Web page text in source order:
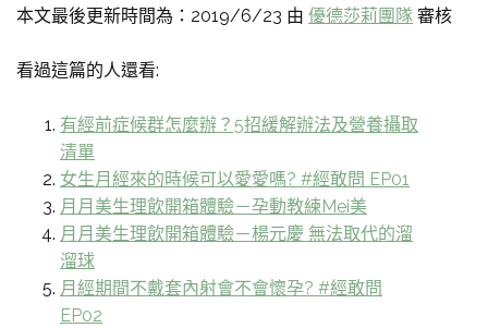
本文最後更新時間為：2019/6/23 由 優德莎莉團隊 審核
看過這篇的人還看:
有經前症候群怎麼辦？5招緩解辦法及營養攝取
清單
女生月經來的時候可以愛愛嗎? #經敢問 EP01
月月美生理飲開箱體驗－孕動教練Mei美
月月美生理飲開箱體驗－楊元慶 無法取代的溜
溜球
月經期間不戴套內射會不會懷孕? #經敢問
EP02